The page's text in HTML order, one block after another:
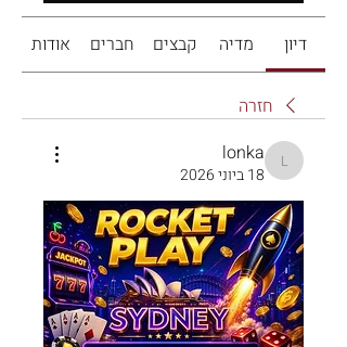
דיון מדיה קבצים חברים אודות
חזרה
lonka
lonka
18 ביוני 2026